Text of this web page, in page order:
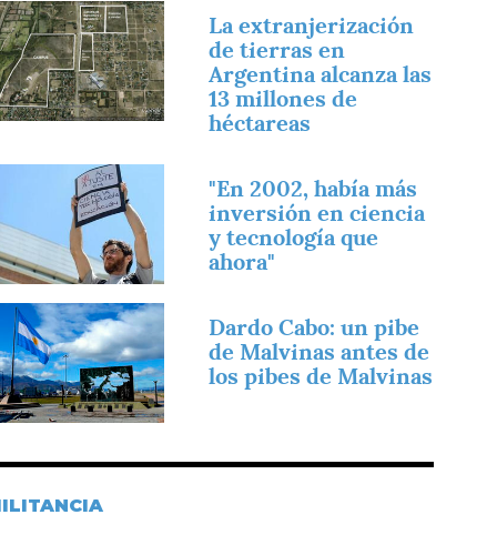
La extranjerización
de tierras en
Argentina alcanza las
13 millones de
héctareas
"En 2002, había más
inversión en ciencia
y tecnología que
ahora"
Dardo Cabo: un pibe
de Malvinas antes de
los pibes de Malvinas